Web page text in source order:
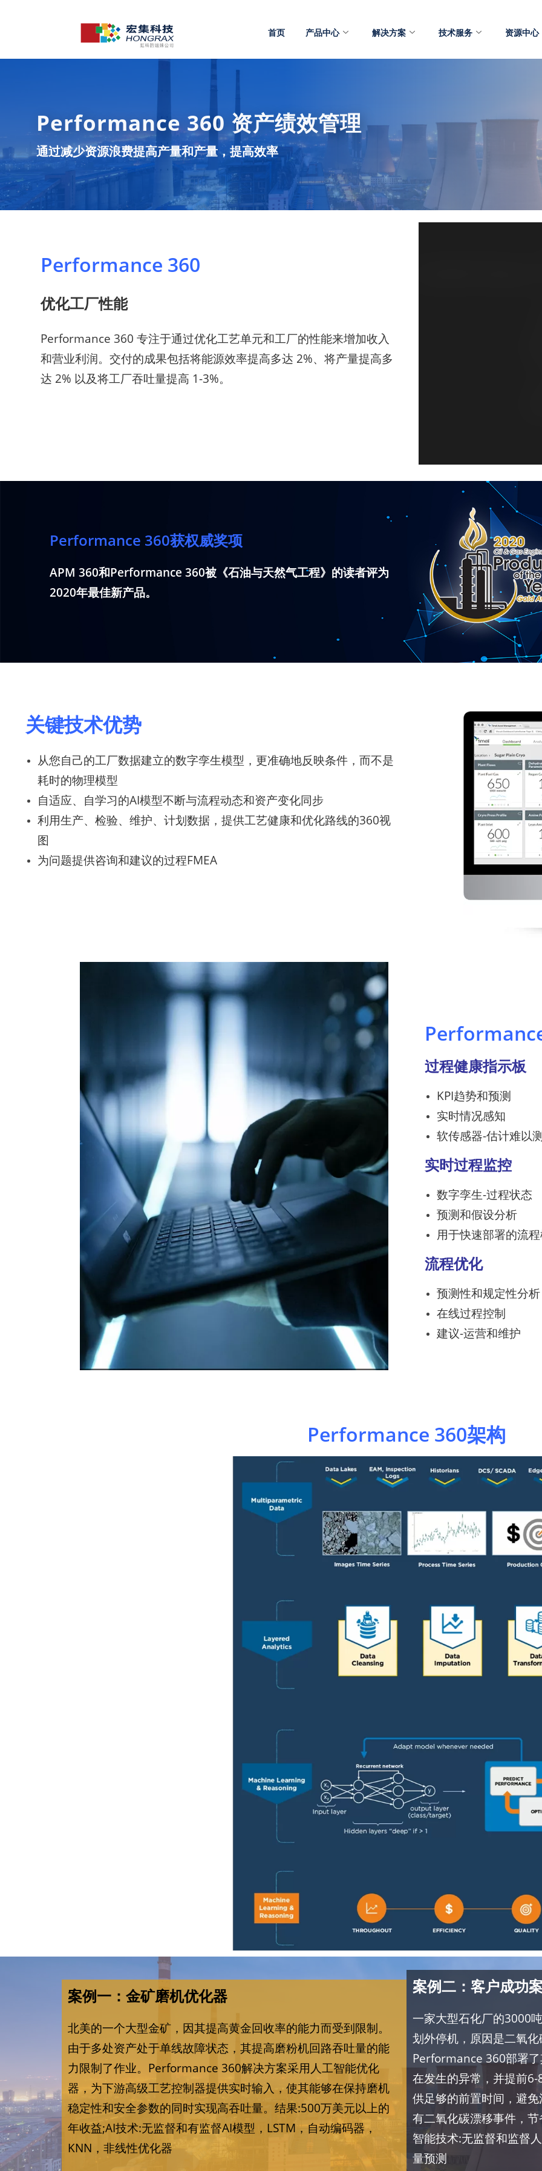
首页 产品中心 解决方案 技术服务 资源中心
Performance 360 资产绩效管理
通过减少资源浪费提高产量和产量，提高效率
Performance 360
优化工厂性能
Performance 360​ 专注于通过优化工艺单元和工厂的性能来增加收入
和营业利润。交付的成果包括将能源效率提高多达 2%、将产量提高多
达 2% 以及将工厂吞吐量提高 1-3%。
Performance 360获权威奖项
APM 360和Performance 360被《石油与天然气工程》的读者评为
2020年最佳新产品。
关键技术优势
从您自己的工厂数据建立的数字孪生模型，更准确地反映条件，而不是
耗时的物理模型
自适应、自学习的AI模型不断与流程动态和资产变化同步
利用生产、检验、维护、计划数据，提供工艺健康和优化路线的360视
图
为问题提供咨询和建议的过程FMEA
过程健康指示板
KPI趋势和预测
实时情况感知
软传感器-估计难以
实时过程监控
数字孪生-过程状态
预测和假设分析
用于快速部署的流
流程优化
预测性和规定性分析
在线过程控制
建议-运营和维护
Performance 360架构
案例一：金矿磨机优化器
北美的一个大型金矿，因其提高黄金回收率的能力而受到限制。
由于多处资产处于单线故障状态，其提高磨粉机回路吞吐量的能
力限制了作业。Performance 360解决方案采用人工智能优化
器，为下游高级工艺控制器提供实时输入，使其能够在保持磨机
稳定性和安全参数的同时实现高吞吐量。结果:500万美元以上的
年收益;AI技术:无监督和有监督AI模型，LSTM，自动编码器，
KNN，非线性优化器
案例二：客户成功
一家大型石化厂的3000
划外停机，原因是二氧化
Performance 360部署
在发生的异常，并提前
供足够的前置时间，避
有二氧化碳漂移事件，
智能技术:无监督和监督
量预测